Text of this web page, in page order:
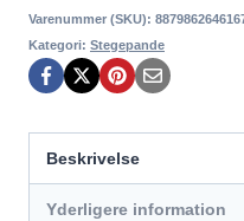
var:
Varenummer (SKU):
Kategori: Stegepande
Beskrivelse
Yderligere information